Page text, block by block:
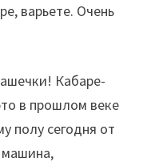
варьете. Очень
Кабаре-
в прошлом веке
полу сегодня от